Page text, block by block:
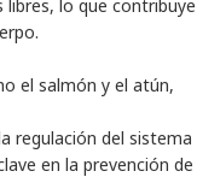
lo que contribuye
el salmón y el atún,
regulación del sistema
en la prevención de